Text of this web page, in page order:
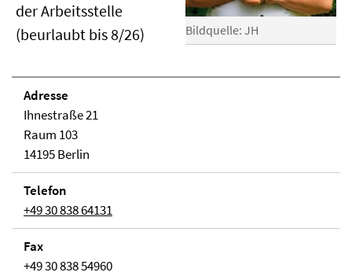
Bildquelle: JH
der Arbeitsstelle
(beurlaubt bis 8/26)
Adresse
Ihnestraße 21
Raum 103
14195 Berlin
Telefon
+49 30 838 64131
Fax
+49 30 838 54960